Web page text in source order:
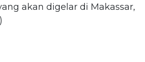
akan digelar di Makassar,